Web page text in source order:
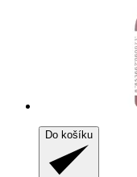
Do košíku